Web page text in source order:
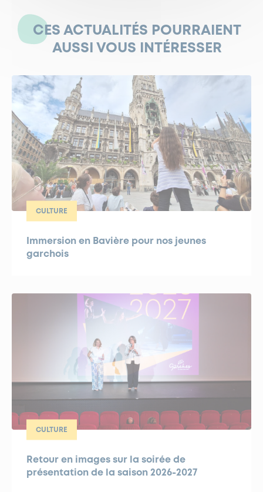
CES ACTUALITÉS POURRAIENT
AUSSI VOUS INTÉRESSER
CULTURE
Immersion en Bavière pour nos jeunes
garchois
CULTURE
Retour en images sur la soirée de
présentation de la saison 2026-2027